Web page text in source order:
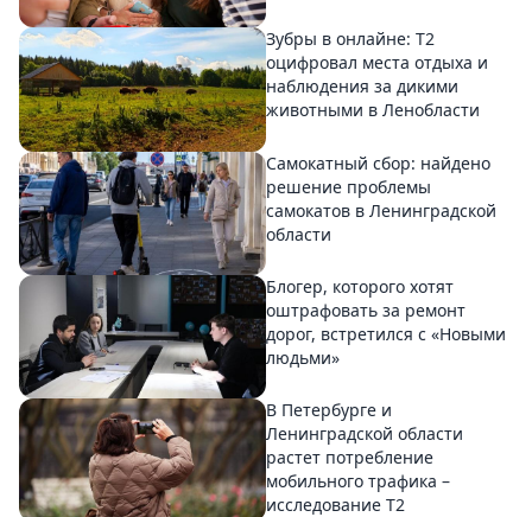
Зубры в онлайне: Т2
оцифровал места отдыха и
наблюдения за дикими
животными в Ленобласти
Самокатный сбор: найдено
решение проблемы
самокатов в Ленинградской
области
Блогер, которого хотят
оштрафовать за ремонт
дорог, встретился с «Новыми
людьми»
В Петербурге и
Ленинградской области
растет потребление
мобильного трафика –
исследование T2